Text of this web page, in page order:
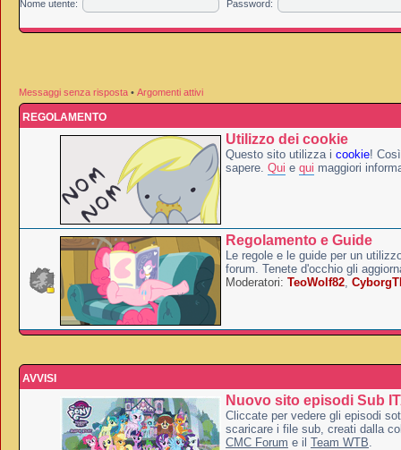
Nome utente: Password:
Messaggi senza risposta • Argomenti attivi
REGOLAMENTO
Utilizzo dei cookie
Questo sito utilizza i cookie!
sapere. Qui e qui maggiori
Regolamento e Guide
Le regole e le guide per un
forum. Tenete d'occhio gli
Moderatori: TeoWolf82,
AVVISI
Nuovo sito episodi Sub
Cliccate per vedere gli episodi
scaricare i file sub, creati dalla
CMC Forum e il Team WTB.